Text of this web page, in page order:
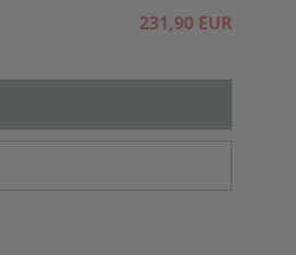
231,90 EUR